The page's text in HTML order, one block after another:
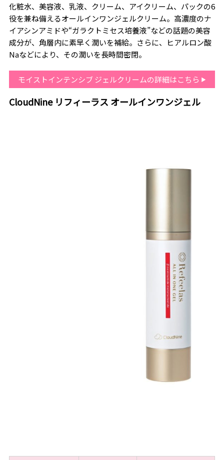
化粧水、美容液、乳液、クリーム、アイクリーム、パックの6
役を兼ね備えるオールインワンジェルクリーム。高濃度のナ
イアシンアミドや“ガラクトミセス培養液”などの話題の美容
成分が、角層内に素早く潤いを補給。さらに、ヒアルロン酸
Naなどにより、その潤いを長時間密閉。
モイストインテンシブ ジェルクリームの詳細はこちら
CloudNine リフィーラス オールインワンジェル